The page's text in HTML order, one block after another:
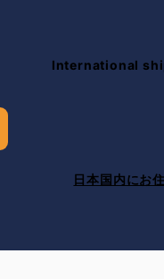
International
日本国内にお